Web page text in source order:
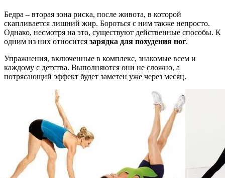
Бедра – вторая зона риска, после живота, в которой
скапливается лишний жир. Бороться с ним также непросто.
Однако, несмотря на это, существуют действенные способы. К
одним из них относится зарядка для похудения ног.
Упражнения, включенные в комплекс, знакомые всем и
каждому с детства. Выполняются они не сложно, а
потрясающий эффект будет заметен уже через месяц.